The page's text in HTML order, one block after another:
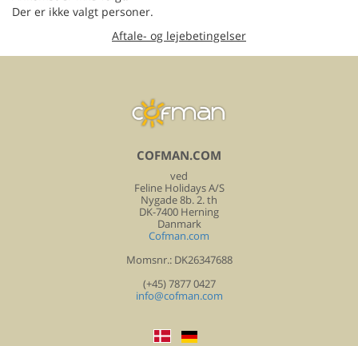
Der er ikke valgt personer.
Aftale- og lejebetingelser
COFMAN.COM
ved
Feline Holidays A/S
Nygade 8b. 2. th
DK-7400 Herning
Danmark
Cofman.com
Momsnr.: DK26347688
(+45) 7877 0427
info@cofman.com